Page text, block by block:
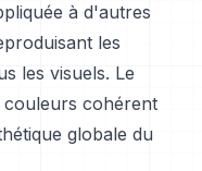
à d'autres
les
les visuels. Le
couleurs cohérent
globale du